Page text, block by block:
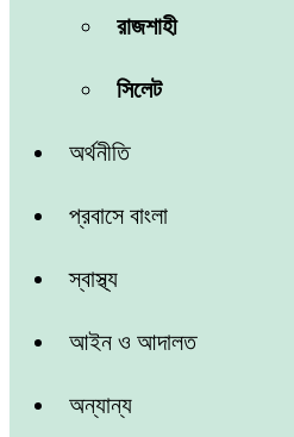
রাজশাহী
সিলেট
অর্থনীতি
প্রবাসে বাংলা
স্বাস্থ্য
আইন ও আদালত
অন্যান্য